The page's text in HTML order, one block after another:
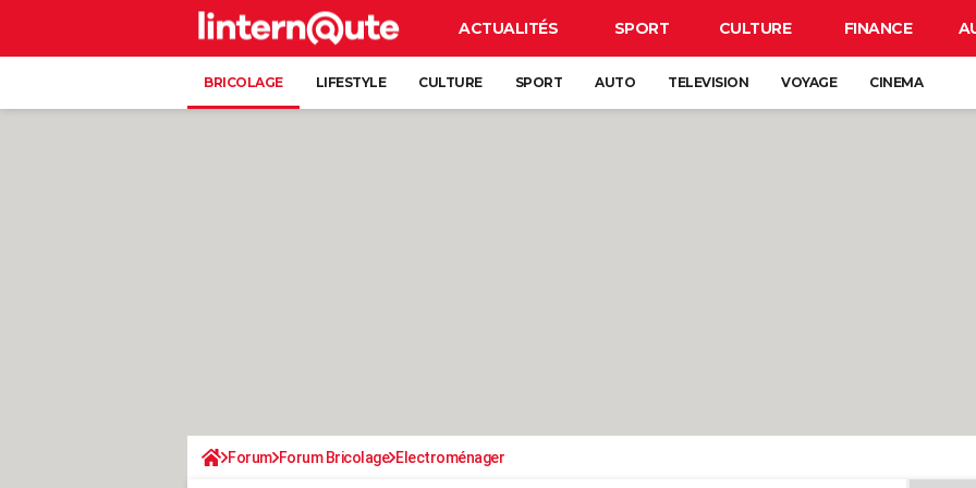
ACTUALITÉS SPORT CULTURE FINANCE
BRICOLAGE LIFESTYLE CULTURE SPORT AUTO TELEVISION VOYAGE CINEMA
Forum Forum Bricolage Electroménager